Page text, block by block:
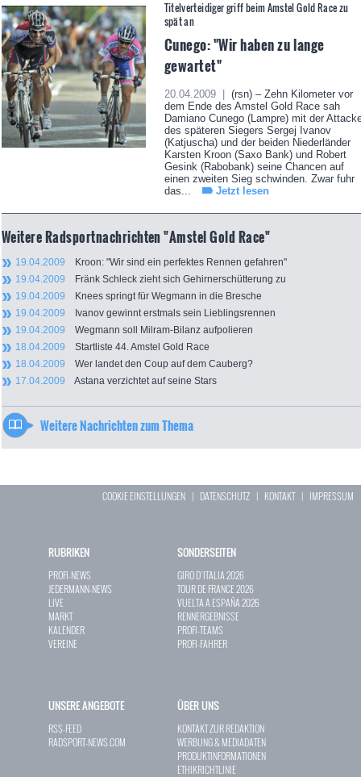
Titelverteidiger griff beim Amstel Gold Race zu
spät an
Cunego: "Wir haben zu lange
gewartet"
20.04.2009 |
(rsn) – Zehn Kilometer vor
dem Ende des Amstel Gold Race sah
Damiano Cunego (Lampre) mit der
des späteren Siegers Sergej Ivanov
(Katjuscha) und der beiden Niederländer
Karsten Kroon (Saxo Bank) und Robert
Gesink (Rabobank) seine Chancen auf
einen zweiten Sieg schwinden. Zwar fuhr
das...
Jetzt lesen
Weitere Radsportnachrichten "Amstel Gold Race"
19.04.2009 Kroon: "Wir sind ein perfektes Rennen gefahren"
19.04.2009 Fränk Schleck zieht sich Gehirnerschütterung zu
19.04.2009 Knees springt für Wegmann in die Bresche
19.04.2009 Ivanov gewinnt erstmals sein Lieblingsrennen
19.04.2009 Wegmann soll Milram-Bilanz aufpolieren
18.04.2009 Startliste 44. Amstel Gold Race
18.04.2009 Wer landet den Coup auf dem Cauberg?
17.04.2009 Astana verzichtet auf seine Stars
Weitere Nachrichten zum Thema
COOKIE EINSTELLUNGEN | DATENSCHUTZ | KONTAKT| IMPRESSUM
RUBRIKEN
PROFI-NEWS
JEDERMANN-NEWS
LIVE
MARKT
KALENDER
VEREINE
SONDERSEITEN
GIRO D`ITALIA 2026
TOUR DE FRANCE 2026
VUELTA A ESPAÑA 2026
RENNERGEBNISSE
PROFI-TEAMS
PROFI-FAHRER
UNSERE ANGEBOTE
RSS-FEED
RADSPORT-NEWS.COM
ÜBER UNS
KONTAKT ZUR REDAKTION
WERBUNG & MEDIADATEN
PRODUKTINFORMATIONEN
ETHIKRICHTLINIE